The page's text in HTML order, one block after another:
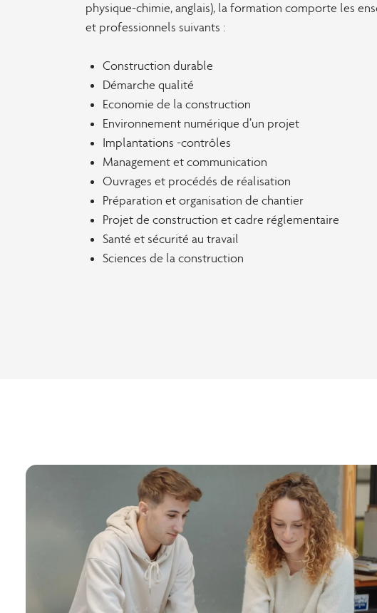
physique-chimie, anglais), la formation comporte les
et professionnels suivants :
Construction durable
Démarche qualité
Economie de la construction
Environnement numérique d’un projet
Implantations -contrôles
Management et communication
Ouvrages et procédés de réalisation
Préparation et organisation de chantier
Projet de construction et cadre réglementaire
Santé et sécurité au travail
Sciences de la construction